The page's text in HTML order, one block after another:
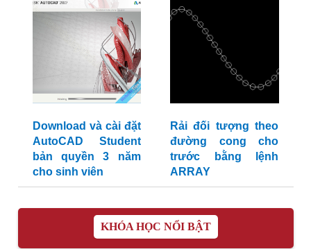
Download và cài đặt
AutoCAD Student
bản quyền 3 năm
cho sinh viên
Rải đối tượng theo
đường cong cho
trước bằng lệnh
ARRAY
KHÓA HỌC NỔI BẬT